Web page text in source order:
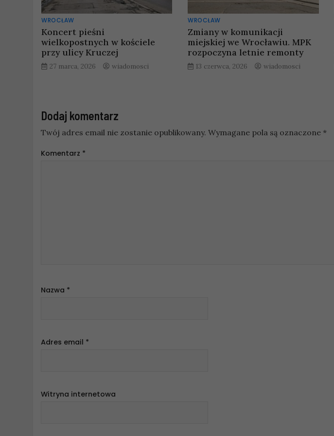
WROCŁAW
Koncert pieśni
wielkopostnych w kościele
przy ulicy Kruczej
27 marca, 2026 wiadomosci
WROCŁAW
Zmiany w komunikacji
miejskiej we Wrocławiu. MPK
rozpoczyna letnie remonty
13 czerwca, 2026 wiadomosci
Dodaj komentarz
Twój adres email nie zostanie opublikowany. Wymagane pola są oznaczone *
Komentarz *
Nazwa *
Adres email *
Witryna internetowa